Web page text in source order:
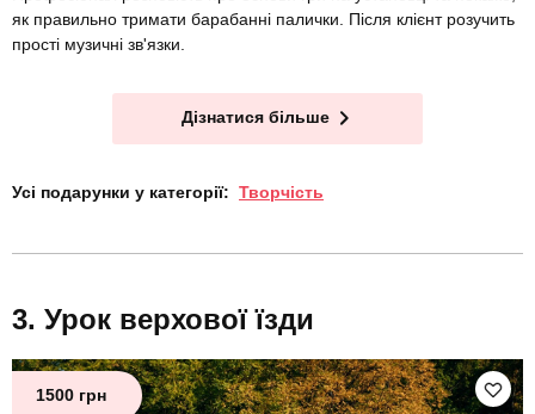
як правильно тримати барабанні палички. Після клієнт розучить
прості музичні зв'язки.
Дізнатися більше
Усі подарунки у категорії: Творчість
Урок верхової їзди
1500 грн